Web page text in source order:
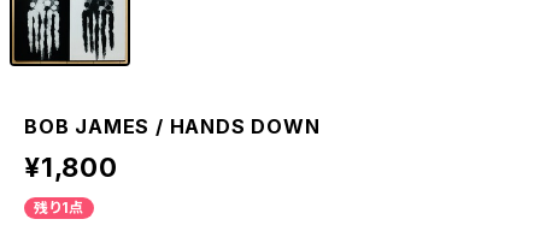
BOB JAMES / HANDS DOWN
¥1,800
残り1点